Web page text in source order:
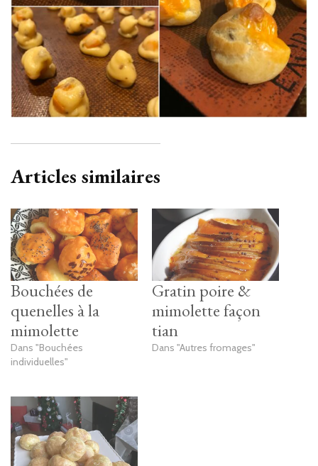
Articles similaires
Bouchées de
quenelles à la
mimolette
Dans "Bouchées
individuelles"
Gratin poire &
mimolette façon
tian
Dans "Autres fromages"